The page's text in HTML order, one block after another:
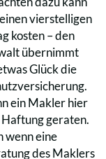
vierstelligen
kosten – den
übernimmt
Glück die
ein Makler hier
Haftung geraten.
wenn eine
des Maklers